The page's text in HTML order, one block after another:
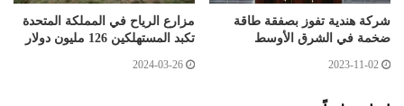
شركة هندية تفوز بصفقة طاقة
ضخمة في الشرق الأوسط
2023-11-02
مزارع الرياح في المملكة المتحدة
تكبد المستهلكين 126 مليون دولار
2024-03-26